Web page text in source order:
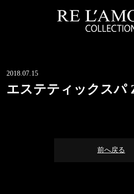
2018.07.15
エステティックスパ
前へ戻る